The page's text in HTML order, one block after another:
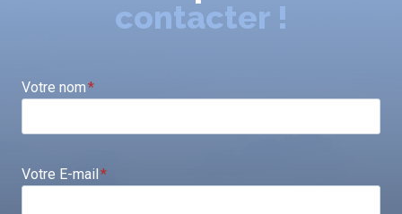
contacter !
Votre nom*
Votre E-mail*